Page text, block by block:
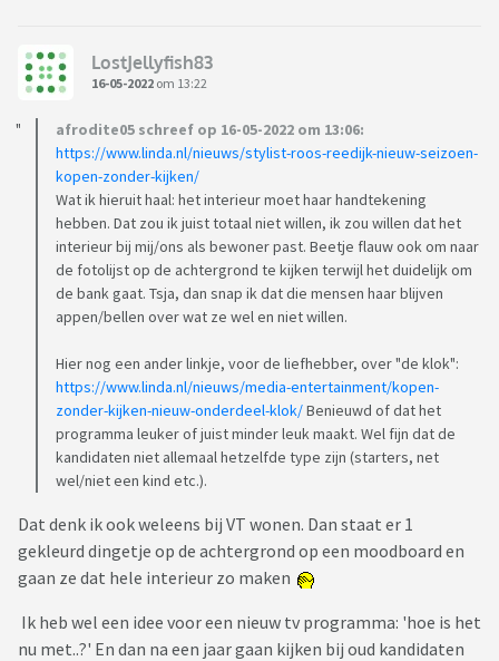
LostJellyfish83
16-05-2022 om 13:22
afrodite05 schreef op 16-05-2022 om 13:06:
https://www.linda.nl/nieuws/stylist-roos-reedijk-nieuw-seizoen-
kopen-zonder-kijken/
Wat ik hieruit haal: het interieur moet haar handtekening
hebben. Dat zou ik juist totaal niet willen, ik zou willen dat het
interieur bij mij/ons als bewoner past. Beetje flauw ook om naar
de fotolijst op de achtergrond te kijken terwijl het duidelijk om
de bank gaat. Tsja, dan snap ik dat die mensen haar blijven
appen/bellen over wat ze wel en niet willen.
Hier nog een ander linkje, voor de liefhebber, over "de klok":
https://www.linda.nl/nieuws/media-entertainment/kopen-
zonder-kijken-nieuw-onderdeel-klok/Benieuwd of dat het
programma leuker of juist minder leuk maakt. Wel fijn dat de
kandidaten niet allemaal hetzelfde type zijn (starters, net
wel/niet een kind etc.).
Dat denk ik ook weleens bij VT wonen. Dan staat er 1
gekleurd dingetje op de achtergrond op een moodboard en
gaan ze dat hele interieur zo maken
Ik heb wel een idee voor een nieuw tv programma: 'hoe is het
nu met..?' En dan na een jaar gaan kijken bij oud kandidaten